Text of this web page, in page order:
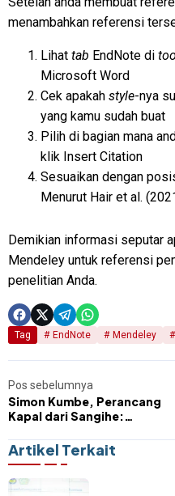
menambahkan referensi
Lihat tab EndNote di
Microsoft Word
Cek apakah style-nya
yang kamu sudah buat
Pilih di bagian mana
klik Insert Citation
Sesuaikan dengan
Menurut Hair et al.
Demikian informasi seputar
Mendeley untuk referensi
penelitian Anda.
Tag EndNote Mendeley
Pos sebelumnya
Simon Kumbe, Perancang
Kapal dari Sangihe:
hingga Laut Lepas
Artikel Terkait